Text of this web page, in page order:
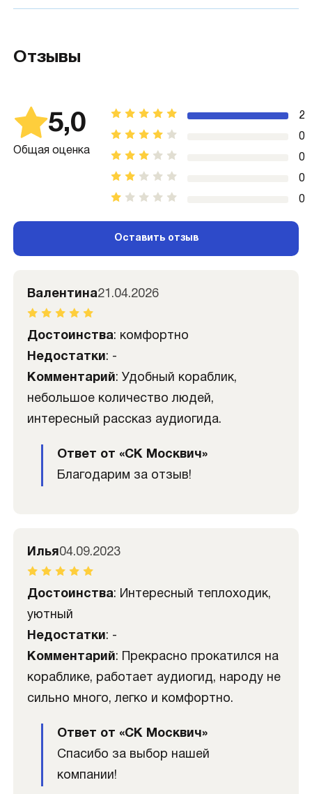
Отзывы
5,0
Общая оценка
2
0
0
0
0
Оставить отзыв
Валентина21.04.2026
Достоинства: комфортно
Недостатки: -
Комментарий: Удобный кораблик,
небольшое количество людей,
интересный рассказ аудиогида.
Ответ от «СК Москвич»
Благодарим за отзыв!
Илья04.09.2023
Достоинства: Интересный теплоходик,
уютный
Недостатки: -
Комментарий: Прекрасно прокатился на
кораблике, работает аудиогид, народу не
сильно много, легко и комфортно.
Ответ от «СК Москвич»
Спасибо за выбор нашей
компании!